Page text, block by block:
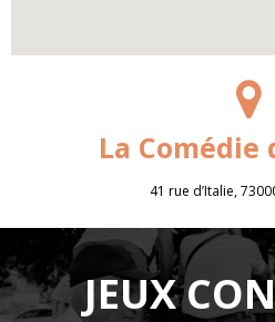
La Comédie
41 rue d’Italie,
JEUX